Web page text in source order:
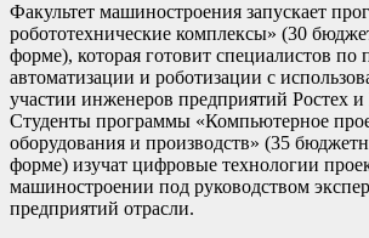
Факультет машиностроения запускает
робототехнические комплексы» (30
форме), которая готовит специалистов
автоматизации и роботизации с
участии инженеров предприятий Ростех и
Студенты программы «Компьютерное
оборудования и производств» (35
форме) изучат цифровые технологии
машиностроении под руководством
предприятий отрасли.